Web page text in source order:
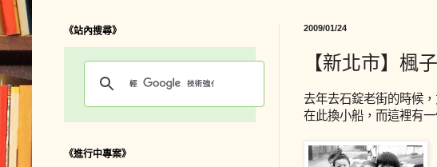
2009/01/24
【新北市】楓
去年去石錠老街的時候
在此換小船，而這裡有
《站內搜尋》
《進行中專案》